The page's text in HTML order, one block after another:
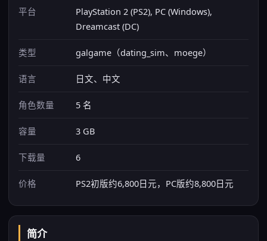
平台
PlayStation 2 (PS2), PC (Windows),
Dreamcast (DC)
类型 galgame（dating_sim、moege）
语言 日文、中文
角色数量 5 名
容量 3 GB
下载量 6
价格 PS2初版约6,800日元，PC版约8,800日元
简介